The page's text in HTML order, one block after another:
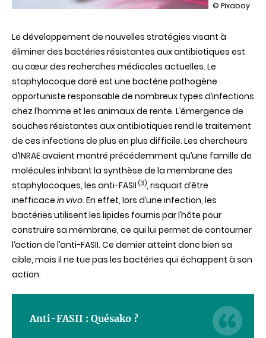
illustration
forces
le
© Pixabay
Le développement de nouvelles stratégies visant à
éliminer des bactéries résistantes aux antibiotiques est
au cœur des recherches médicales actuelles. Le
staphylocoque doré est une bactérie pathogène
opportuniste responsable de nombreux types d’infections
chez l’homme et les animaux de rente. L’émergence de
souches résistantes aux antibiotiques rend le traitement
de ces infections de plus en plus difficile. Les chercheurs
d’INRAE avaient montré précédemment qu’une famille de
molécules inhibant la synthèse de la membrane des
staphylocoques, les anti-FASII (3), risquait d’être
inefficace in vivo. En effet, lors d’une infection, les
bactéries utilisent les lipides fournis par l’hôte pour
construire sa membrane, ce qui lui permet de contourner
l‘action de l’anti-FASII. Ce dernier atteint donc bien sa
cible, mais il ne tue pas les bactéries qui échappent à son
action.
Anti-FASII : Quésako ?